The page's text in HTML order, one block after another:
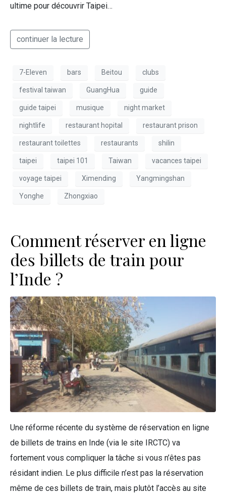
ultime pour découvrir Taipei…
continuer la lecture
7-Eleven bars Beitou clubs
festival taiwan GuangHua guide
guide taipei musique night market
nightlife restaurant hopital restaurant prison
restaurant toilettes restaurants shilin
taipei taipei 101 Taiwan vacances taipei
voyage taipei Ximending Yangmingshan
Yonghe Zhongxiao
Comment réserver en ligne
des billets de train pour
l’Inde ?
Une réforme récente du système de réservation en ligne
de billets de trains en Inde (via le site IRCTC) va
fortement vous compliquer la tâche si vous n’êtes pas
résidant indien. Le plus difficile n’est pas la réservation
même de ces billets de train, mais plutôt l’accès au site